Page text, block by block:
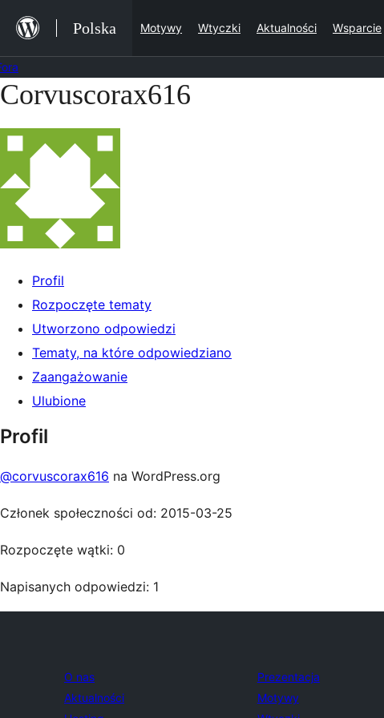
treści
Polska Motywy Wtyczki Aktualności Wsparcie
Przejdź
treści
Corvuscorax616
Profil
Rozpoczęte tematy
Utworzono odpowiedzi
Tematy, na które odpowiedziano
Zaangażowanie
Ulubione
Profil
@corvuscorax616 na WordPress.org
Członek społeczności od: 2015-03-25
Rozpoczęte wątki: 0
Napisanych odpowiedzi: 1
O nas
Aktualności
Prezentacja
Motywy